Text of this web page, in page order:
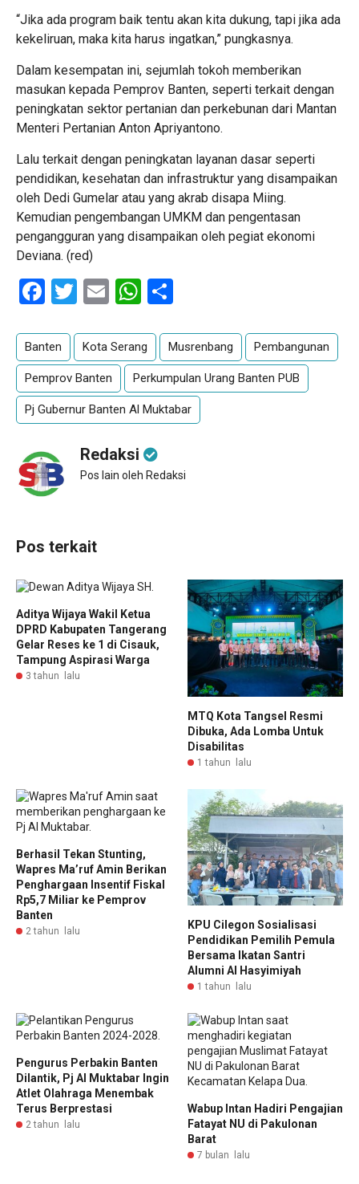
“Jika ada program baik tentu akan kita dukung, tapi jika ada
kekeliruan, maka kita harus ingatkan,” pungkasnya.
Dalam kesempatan ini, sejumlah tokoh memberikan
masukan kepada Pemprov Banten, seperti terkait dengan
peningkatan sektor pertanian dan perkebunan dari Mantan
Menteri Pertanian Anton Apriyantono.
Lalu terkait dengan peningkatan layanan dasar seperti
pendidikan, kesehatan dan infrastruktur yang disampaikan
oleh Dedi Gumelar atau yang akrab disapa Miing.
Kemudian pengembangan UMKM dan pengentasan
pengangguran yang disampaikan oleh pegiat ekonomi
Deviana. (red)
Facebook
Twitter
EmailWhatsApp
Banten Kota Serang Musrenbang Pembangunan
Pemprov Banten Perkumpulan Urang Banten PUB
Pj Gubernur Banten Al Muktabar
Redaksi
Pos lain oleh Redaksi
Pos terkait
Aditya Wijaya Wakil Ketua
DPRD Kabupaten Tangerang
Gelar Reses ke 1 di Cisauk,
Tampung Aspirasi Warga
3 tahun lalu
MTQ Kota Tangsel Resmi
Dibuka, Ada Lomba Untuk
Disabilitas
1 tahun lalu
Berhasil Tekan Stunting,
Wapres Ma’ruf Amin Berikan
Penghargaan Insentif Fiskal
Rp5,7 Miliar ke Pemprov
Banten
2 tahun lalu
KPU Cilegon Sosialisasi
Pendidikan Pemilih Pemula
Bersama Ikatan Santri
Alumni Al Hasyimiyah
1 tahun lalu
Pengurus Perbakin Banten
Dilantik, Pj Al Muktabar Ingin
Atlet Olahraga Menembak
Terus Berprestasi
2 tahun lalu
Wabup Intan Hadiri Pengajian
Fatayat NU di Pakulonan
Barat
7 bulan lalu